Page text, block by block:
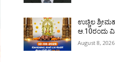
ಉಚ್ಚಿಲ
ಆ.10ರಂದು
August 8, 2026